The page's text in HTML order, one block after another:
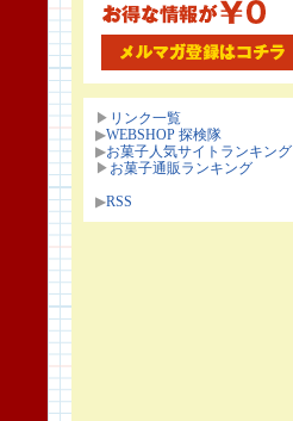
▶ リンク一覧
▶WEBSHOP 探検隊
▶お菓子人気サイトランキング
▶ お菓子通販ランキング
▶RSS